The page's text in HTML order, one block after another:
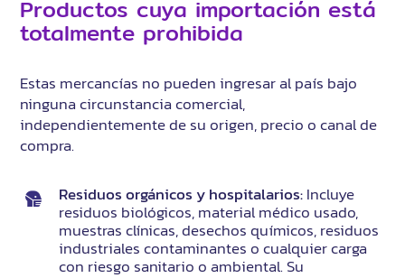
Productos cuya importación está
totalmente prohibida
Estas mercancías no pueden ingresar al país bajo
ninguna circunstancia comercial,
independientemente de su origen, precio o canal de
compra.
Residuos orgánicos y hospitalarios:Incluye
residuos biológicos, material médico usado,
muestras clínicas, desechos químicos, residuos
industriales contaminantes o cualquier carga
con riesgo sanitario o ambiental. Su